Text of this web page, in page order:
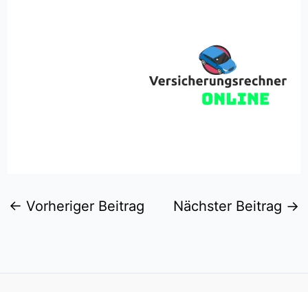
← Vorheriger Beitrag Nächster Beitrag →